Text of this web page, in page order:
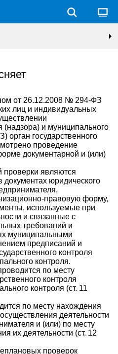
от 26.12.2008 № 294-ФЗ
лиц и индивидуальных
(надзора) и муниципального
орган государственного
проведение
документарной и (или)
проверки являются
юридического
правовую форму,
используемые при
и связанные с
требований и
муниципальными
предписаний и
контроля
контроля.
по месту
контроля
контроля (ст. 11
по месту нахождения
деятельности
и (или) по месту
их деятельности (ст. 12
проверок